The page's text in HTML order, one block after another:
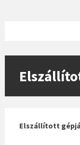
Elszállított